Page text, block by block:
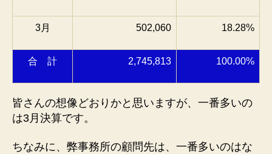
3月 502,060 18.28%
合 計 2,745,813 100.00%
皆さんの想像どおりかと思いますが、一番多いの
は3月決算です。
ちなみに、弊事務所の顧問先は、一番多いのはな